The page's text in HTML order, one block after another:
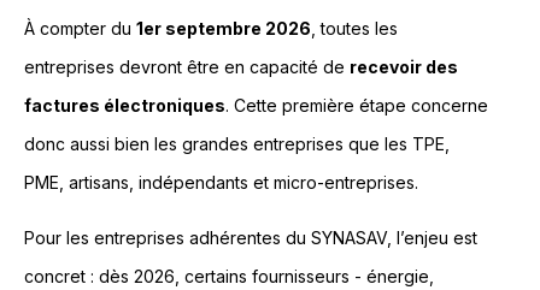
À compter du 1er septembre 2026 , toutes les
entreprises devront être en capacité de recevoir des
factures électroniques. Cette première étape concerne
donc aussi bien les grandes entreprises que les TPE,
PME, artisans, indépendants et micro-entreprises.
Pour les entreprises adhérentes du SYNASAV, l’enjeu est
concret : dès 2026, certains fournisseurs - énergie,